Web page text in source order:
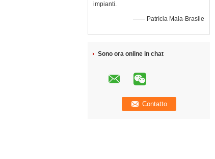
impianti.
—— Patrícia Maia-Brasile
Sono ora online in chat